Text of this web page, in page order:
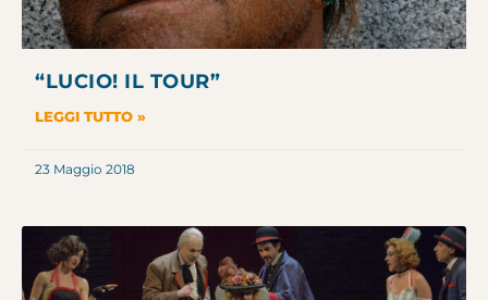
“LUCIO! IL TOUR”
LEGGI TUTTO »
23 Maggio 2018